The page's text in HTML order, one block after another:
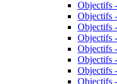
Objectifs
Objectifs
Objectifs
Objectifs
Objectifs
Objectifs
Objectifs
Objectifs